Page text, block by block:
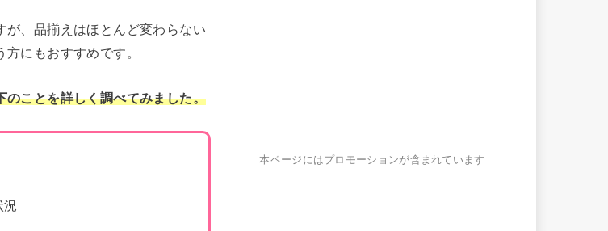
が、品揃えはほとんど変わらない
にもおすすめです。
のことを詳しく調べてみました。
況
本ページにはプロモーションが含まれています